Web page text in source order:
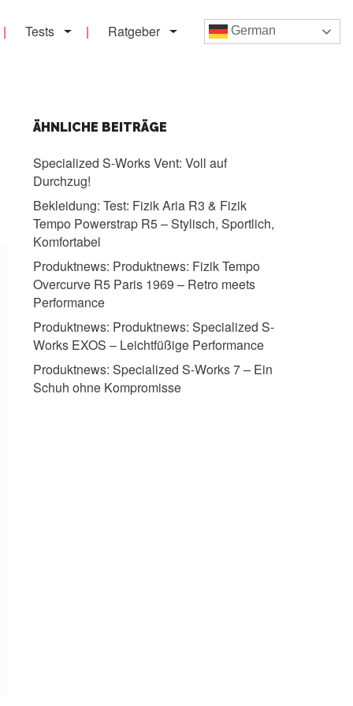
Tests Ratgeber German
ÄHNLICHE BEITRÄGE
Specialized S-Works Vent: Voll auf
Durchzug!
Bekleidung: Test: Fizik Aria R3 & Fizik
Tempo Powerstrap R5 – Stylisch, Sportlich,
Komfortabel
Produktnews: Produktnews: Fizik Tempo
Overcurve R5 Paris 1969 – Retro meets
Performance
Produktnews: Produktnews: Specialized S-
Works EXOS – Leichtfüßige Performance
Produktnews: Specialized S-Works 7 – Ein
Schuh ohne Kompromisse